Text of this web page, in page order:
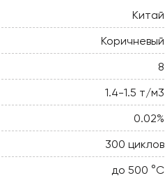
Китай
Коричневый
8
1.4-1.5 т/м3
0.02%
300 циклов
до 500 °C